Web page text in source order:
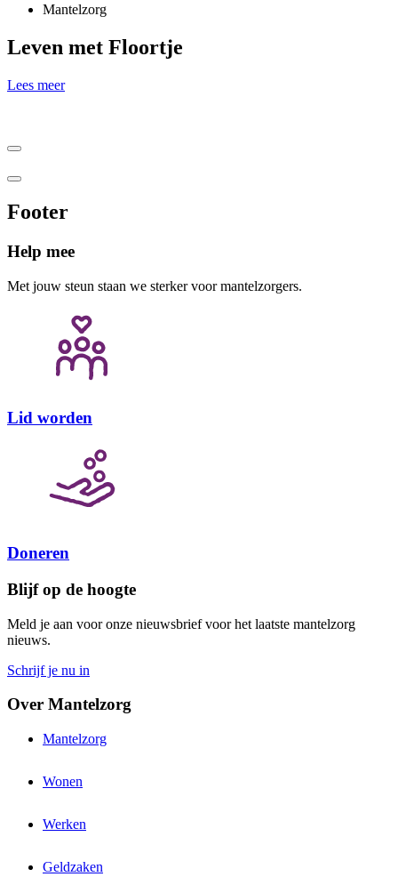
Mantelzorg
Leven met Floortje
Lees meer
Footer
Help mee
Met jouw steun staan we sterker voor mantelzorgers.
Lid worden
Doneren
Blijf op de hoogte
Meld je aan voor onze nieuwsbrief voor het laatste mantelzorg
nieuws.
Schrijf je nu in
Over Mantelzorg
Mantelzorg
Wonen
Werken
Geldzaken